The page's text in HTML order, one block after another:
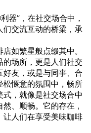
器”，在社交场合中，
们交流互动的桥梁，承
如繁星般点缀其中。
场所，更是人们社交
友，或是与同事、合
松惬意的氛围中，畅所
，就像是社交场合中
、顺畅。它的存在，
让人们在享受美味咖啡